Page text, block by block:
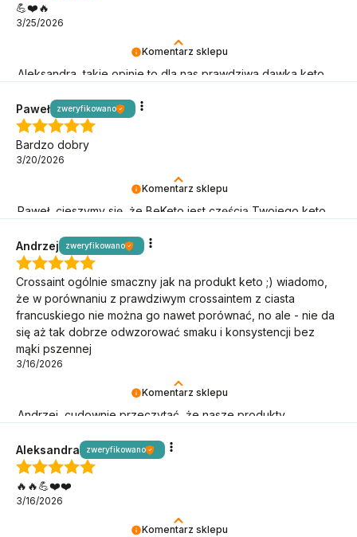
Komentarz sklepu
Aleksandra, takie opinie to dla nas prawdziwa dawka keto
💪❤️🔥
3/25/2026
Komentarz sklepu
Paweł, cieszymy się, że BeKeto jest częścią Twojego keto
Paweł zweryfikowano
Bardzo dobry
3/20/2026
Komentarz sklepu
Andrzej, cudownie przeczytać, że nasze produkty
Andrzej zweryfikowano
Crossaint ogólnie smaczny jak na produkt keto ;) wiadomo,
że w porównaniu z prawdziwym crossaintem z ciasta
francuskiego nie można go nawet porównać, no ale - nie da
się aż tak dobrze odwzorować smaku i konsystencji bez
mąki pszennej
3/16/2026
Komentarz sklepu
Aleksandra zweryfikowano
🔥🔥💪❤️❤️
3/16/2026